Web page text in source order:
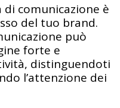
di comunicazione è
del tuo brand.
può
forte e
distinguendoti
l’attenzione dei